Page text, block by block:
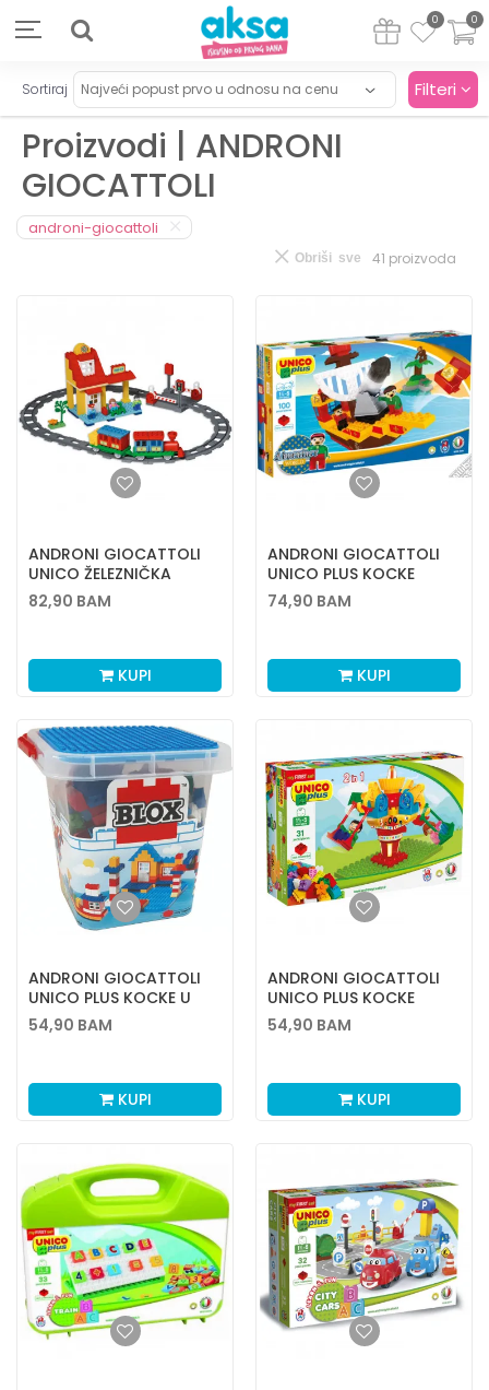
0
0
Proizvodi | ANDRONI
GIOCATTOLI
Sortiraj Filteri
androni-giocattoli
41 proizvoda
Obriši sve
ANDRONI GIOCATTOLI
UNICO ŽELEZNIČKA
STANICA 100 EL
82,90 BAM
KUPI
ANDRONI GIOCATTOLI
UNICO PLUS KOCKE
PIRATSKI BROD
74,90 BAM
KUPI
ANDRONI GIOCATTOLI
UNICO PLUS KOCKE U
KUTIJI
54,90 BAM
KUPI
ANDRONI GIOCATTOLI
UNICO PLUS KOCKE
ZABAVNI PARK
54,90 BAM
KUPI